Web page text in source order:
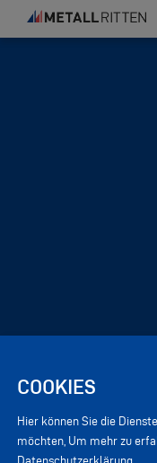
COOKIES
Hier können Sie die
möchten, Um mehr zu